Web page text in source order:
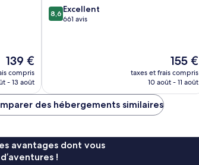
Le
nouveau
prix
de
139 €
139 €
compris
- 13 août
8.6
sur
8,6 Excellent
661 avis
Le
nouveau
prix
155 €
taxes et frais compris
10 août - 11 août
des hébergements similaires
avantages dont vous
!